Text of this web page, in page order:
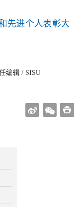
先进个人表彰大
编辑 / SISU